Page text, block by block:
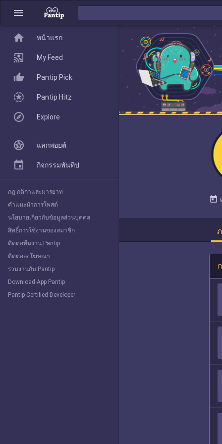
menu
today
home
Pantip Pick
Explore
home หน้าแรก
My Feed
Pantip Pick
Pantip Hitz
Explore
แลกพอยต์
กิจกรรมพันทิป
กฎ กติกาและมารยาท
คำแนะนำการโพสต์
นโยบายเกี่ยวกับข้อมูลส่วนบุคคล
สิทธิ์การใช้งานของสมาชิก
ติดต่อทีมงาน Pantip
ติดต่อลงโฆษณา
ร่วมงานกับ Pantip
Download App Pantip
Pantip Certified Developer